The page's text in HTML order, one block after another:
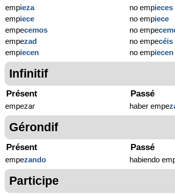
empieza
empiece
empecemos
empezad
empiecen
no empieces
no empiece
no empe
no empecéis
no empiecen
Infinitif
Présent
empezar
Passé
haber empe
Gérondif
Présent
empezando
Passé
habiendo
Participe